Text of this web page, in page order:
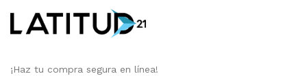
¡Haz tu compra segura en línea!